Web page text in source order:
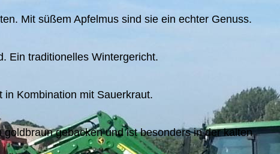
Mit süßem Apfelmus sind sie ein echter Genuss.
Ein traditionelles Wintergericht.
Kombination mit Sauerkraut.
gebacken und ist besonders in der kalten